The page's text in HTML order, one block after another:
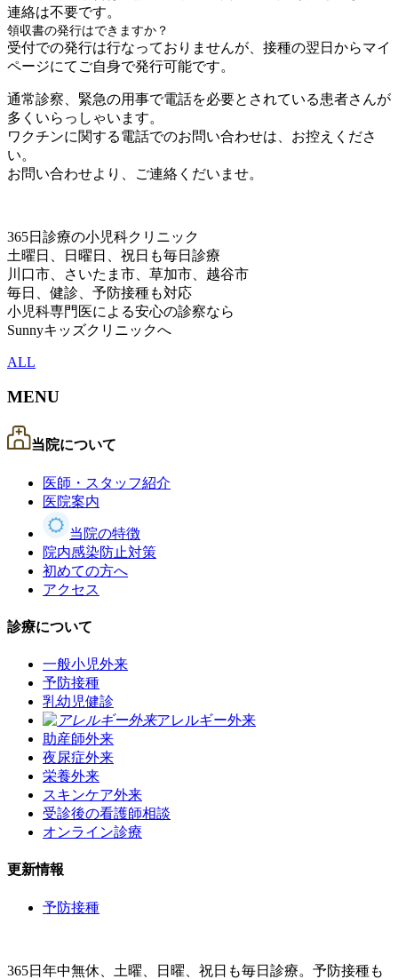
連絡は不要です。
領収書の発行はできますか？
受付での発行は行なっておりませんが、接種の翌日からマイ
ページにてご自身で発行可能です。
通常診察、緊急の用事で電話を必要とされている患者さんが
多くいらっしゃいます。
ワクチンに関する電話でのお問い合わせは、お控えくださ
い。
お問い合わせより、ご連絡くだいませ。
365日診療の小児科クリニック
土曜日、日曜日、祝日も毎日診療
川口市、さいたま市、草加市、越谷市
毎日、健診、予防接種も対応
小児科専門医による安心の診察なら
Sunnyキッズクリニックへ
ALL
MENU
当院について
医師・スタッフ紹介
医院案内
当院の特徴
院内感染防止対策
初めての方へ
アクセス
診療について
一般小児外来
予防接種
乳幼児健診
アレルギー外来
助産師外来
夜尿症外来
栄養外来
スキンケア外来
受診後の看護師相談
オンライン診療
更新情報
予防接種
365日年中無休、土曜、日曜、祝日も毎日診療。予防接種も